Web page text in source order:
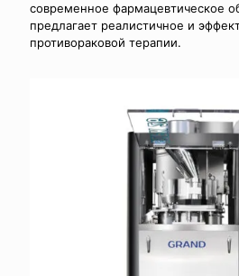
современное фармацевтическое
предлагает реалистичное и
противораковой терапии.